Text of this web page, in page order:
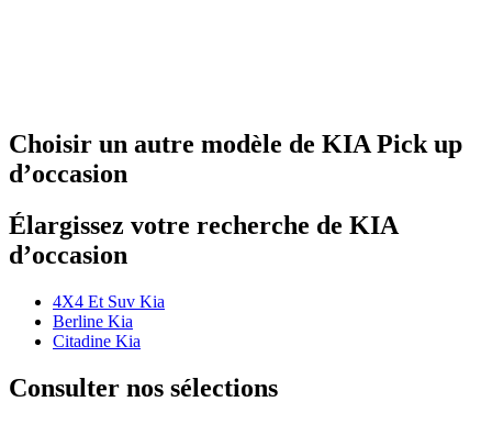
Choisir un autre modèle de KIA Pick up
d’occasion
Élargissez votre recherche de KIA
d’occasion
4X4 Et Suv Kia
Berline Kia
Citadine Kia
Consulter nos sélections